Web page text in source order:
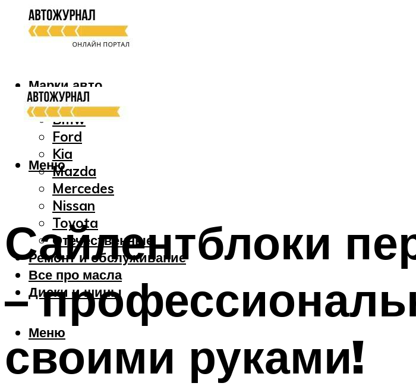
Марки авто
Audi
Bmw
Ford
Kia
Mazda
Mercedes
Nissan
Toyota
Отечественные
Ремонт и обслуживание
Все про масла
Диски и шины
Меню
Меню
Сайлентблоки
–
своими руками!